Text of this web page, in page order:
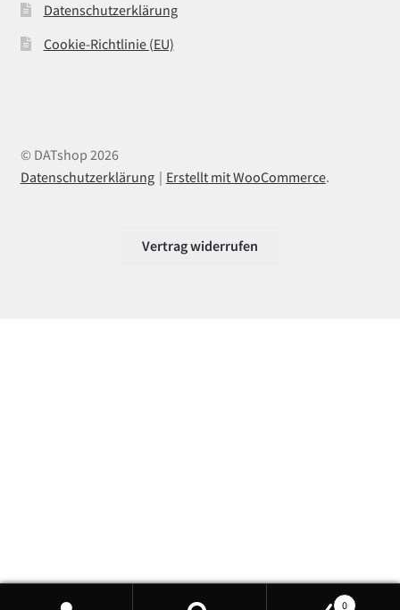
Datenschutzerklärung
Cookie-Richtlinie (EU)
© DATshop 2026
Datenschutzerklärung
Erstellt mit WooCommerce.
Vertrag widerrufen
0